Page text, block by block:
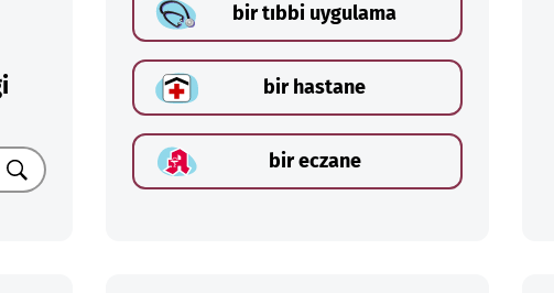
Ara
bir tıbbi uygulama
bir hastane
bir eczane